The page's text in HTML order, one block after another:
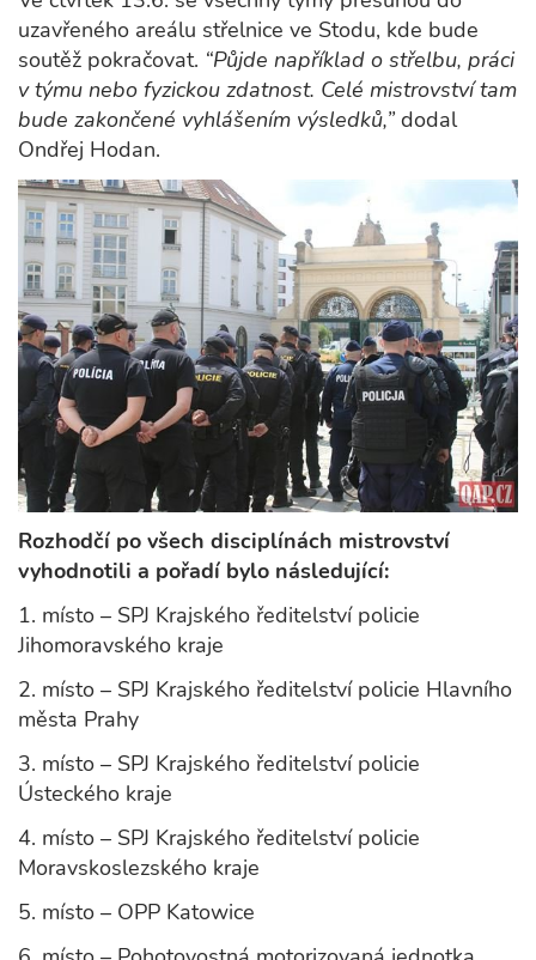
uzavřeného areálu střelnice ve Stodu, kde bude
soutěž pokračovat. “Půjde například o střelbu, práci
v týmu nebo fyzickou zdatnost. Celé mistrovství tam
bude zakončené vyhlášením výsledků,” dodal
Ondřej Hodan.
Rozhodčí po všech disciplínách mistrovství
vyhodnotili a pořadí bylo následující:
1. místo – SPJ Krajského ředitelství policie
Jihomoravského kraje
2. místo – SPJ Krajského ředitelství policie Hlavního
města Prahy
3. místo – SPJ Krajského ředitelství policie
Ústeckého kraje
4. místo – SPJ Krajského ředitelství policie
Moravskoslezského kraje
5. místo – OPP Katowice